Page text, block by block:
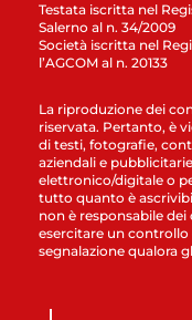
Testata iscritta nel
Salerno al n. 34/2009
Società iscritta nel
l’AGCOM al n. 20133
La riproduzione dei
riservata. Pertanto, è
di testi, fotografie,
aziendali e
elettronico/digitale o
tutto quanto è
non è responsabile
esercitare un
segnalazione qualora